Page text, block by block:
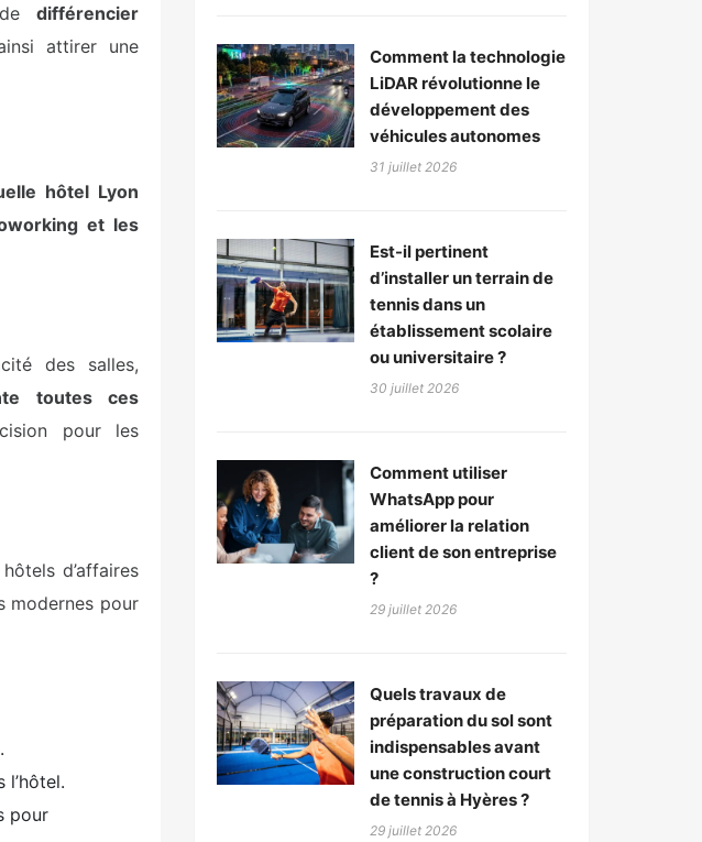
différencier
attirer une
hôtel Lyon
et les
des salles,
toutes ces
pour les
d’affaires
modernes pour
pour
Comment la technologie
LiDAR révolutionne le
développement des
véhicules autonomes
31 juillet 2026
Est-il pertinent
d’installer un terrain de
tennis dans un
établissement scolaire
ou universitaire ?
30 juillet 2026
Comment utiliser
WhatsApp pour
améliorer la relation
client de son entreprise
?
29 juillet 2026
Quels travaux de
préparation du sol sont
indispensables avant
une construction court
de tennis à Hyères ?
29 juillet 2026